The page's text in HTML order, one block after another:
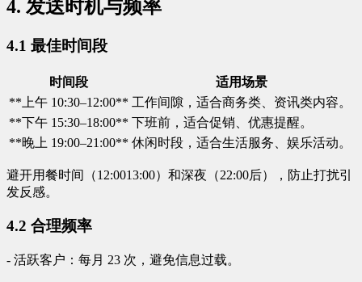
4. 发送时机与频率
4.1 最佳时间段
时间段
适用场景
**上午 10:30–12:00** 工作间隙，适合商务类、资讯类内容。
**下午 15:30–18:00** 下班前，适合促销、优惠提醒。
**晚上 19:00–21:00** 休闲时段，适合生活服务、娱乐活动。
避开用餐时间（12:0013:00）和深夜（22:00后），防止打扰引
发反感。
4.2 合理频率
- 活跃客户：每月 23 次，避免信息过载。